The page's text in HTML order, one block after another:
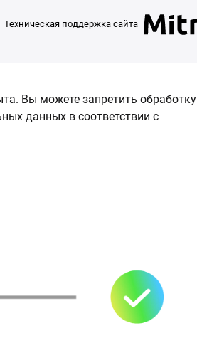
Техническая поддержка сайта
Вы можете запретить обработку
данных в соответствии с